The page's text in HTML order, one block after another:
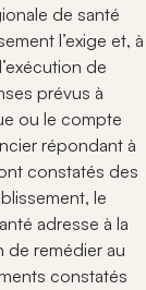
de santé
l’exige et, à
de
prévus à
ou le compte
répondant à
constatés des
le
adresse à la
de remédier au
constatés